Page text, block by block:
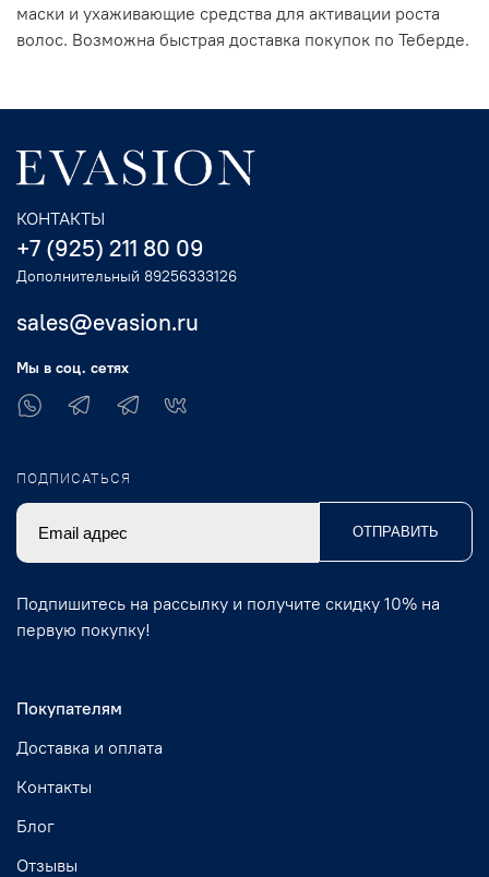
маски и ухаживающие средства для активации роста
волос. Возможна быстрая доставка покупок по Теберде.
Покупателям
Доставка и оплата
Контакты
Блог
Отзывы
КОНТАКТЫ
+7 (925) 211 80 09
Дополнительный 89256333126
sales@evasion.ru
Мы в соц. сетях
ПОДПИСАТЬСЯ
ОТПРАВИТЬ
Подпишитесь на рассылку и получите скидку 10% на
первую покупку!